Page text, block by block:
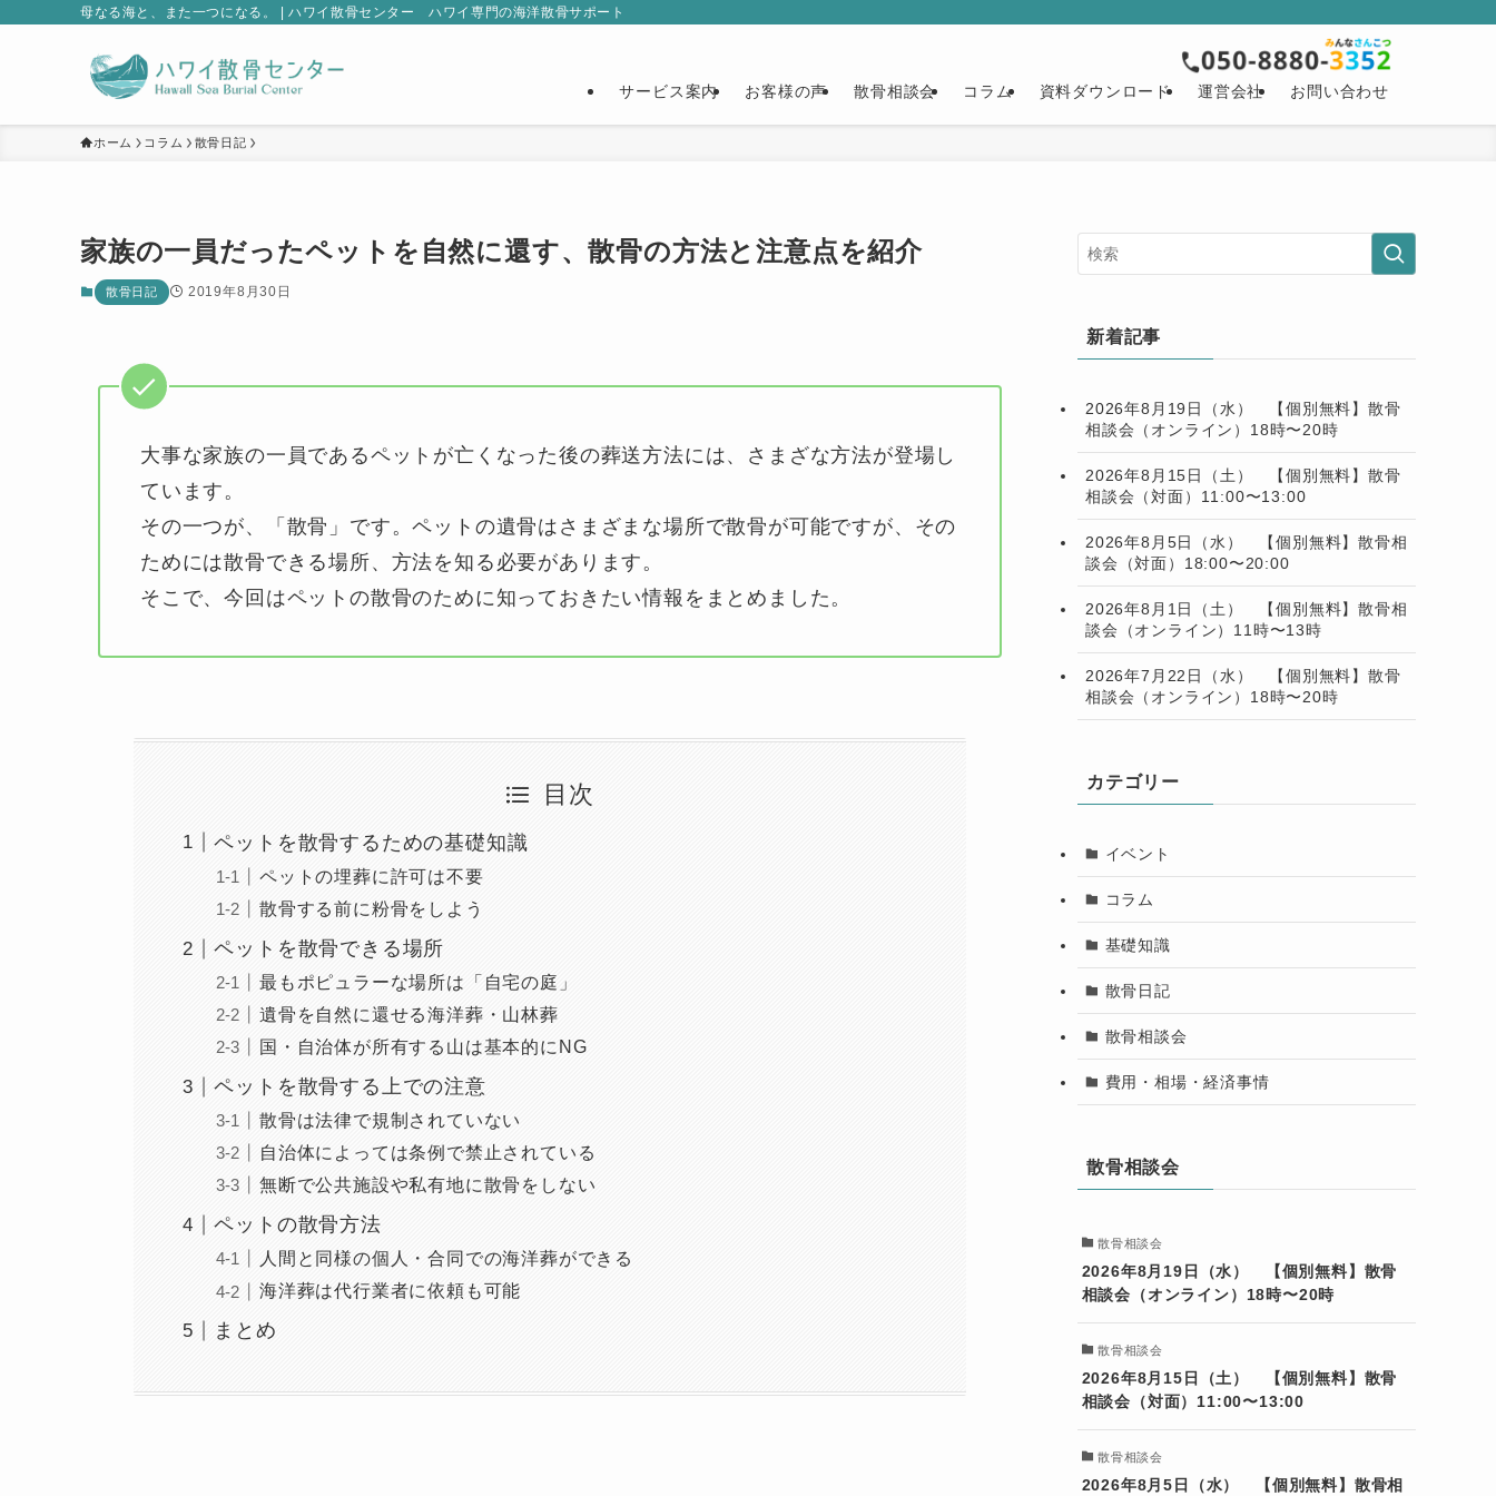
母なる海と、また一つになる。 | ハワイ散骨センター ハワイ専門の海洋散骨サポート
サービス案内 お客様の声 散骨相談会 コラム 資料ダウンロード 運営会社 お問い合わせ
ホーム コラム 散骨日記
家族の一員だったペットを自然に還す、散骨の方法と注意点を紹介
散骨日記 2019年8月30日
大事な家族の一員であるペットが亡くなった後の葬送方法には、さまざな方法が登場し
ています。
その一つが、「散骨」です。ペットの遺骨はさまざまな場所で散骨が可能ですが、その
ためには散骨できる場所、方法を知る必要があります。
そこで、今回はペットの散骨のために知っておきたい情報をまとめました。
目次
ペットを散骨するための基礎知識
ペットの埋葬に許可は不要
散骨する前に粉骨をしよう
ペットを散骨できる場所
最もポピュラーな場所は「自宅の庭」
遺骨を自然に還せる海洋葬・山林葬
国・自治体が所有する山は基本的にNG
ペットを散骨する上での注意
散骨は法律で規制されていない
自治体によっては条例で禁止されている
無断で公共施設や私有地に散骨をしない
ペットの散骨方法
人間と同様の個人・合同での海洋葬ができる
海洋葬は代行業者に依頼も可能
まとめ
新着記事
2026年8月19日（水） 【個別無料】散骨
相談会（オンライン）18時〜20時
2026年8月15日（土） 【個別無料】散骨
相談会（対面）11:00〜13:00
2026年8月5日（水） 【個別無料】散骨相
談会（対面）18:00〜20:00
2026年8月1日（土） 【個別無料】散骨相
談会（オンライン）11時〜13時
2026年7月22日（水） 【個別無料】散骨
相談会（オンライン）18時〜20時
カテゴリー
イベント
コラム
基礎知識
散骨日記
散骨相談会
費用・相場・経済事情
散骨相談会
散骨相談会
2026年8月19日（水） 【個別無料】散骨
相談会（オンライン）18時〜20時
散骨相談会
2026年8月15日（土） 【個別無料】散骨
相談会（対面）11:00〜13:00
散骨相談会
2026年8月5日（水） 【個別無料】散骨相